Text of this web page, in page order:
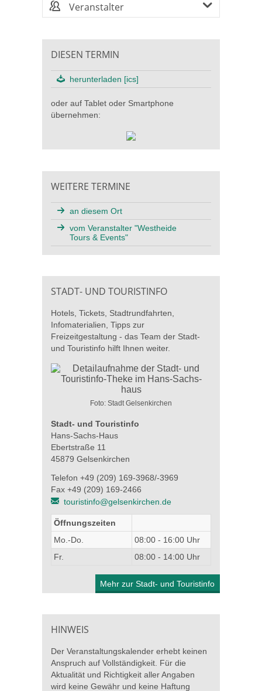
Veranstalter
DIESEN TERMIN
herunterladen [ics]
oder auf Tablet oder Smartphone
übernehmen:
WEITERE TERMINE
an diesem Ort
vom Veranstalter "Westheide
Tours & Events"
STADT- UND TOURISTINFO
Hotels, Tickets, Stadtrundfahrten,
Infomaterialien, Tipps zur
Freizeitgestaltung - das Team der Stadt-
und Touristinfo hilft Ihnen weiter.
Foto: Stadt Gelsenkirchen
Stadt- und Touristinfo
Hans-Sachs-Haus
Ebertstraße 11
45879 Gelsenkirchen
Telefon +49 (209) 169-3968/-3969
Fax +49 (209) 169-2466
touristinfo@gelsenkirchen.de
Öffnungszeiten
Mo.-Do.
08:00 - 16:00 Uhr
Fr.
08:00 - 14:00 Uhr
Mehr zur Stadt- und Touristinfo
HINWEIS
Der Veranstaltungskalender erhebt keinen
Anspruch auf Vollständigkeit. Für die
Aktualität und Richtigkeit aller Angaben
wird keine Gewähr und keine Haftung